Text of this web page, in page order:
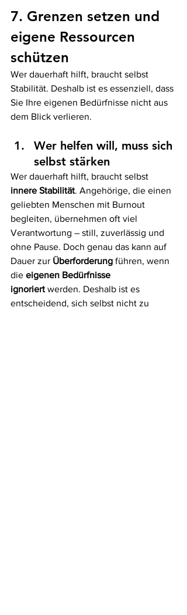
7. Grenzen setzen und
eigene Ressourcen
schützen
Wer dauerhaft hilft, braucht selbst
Stabilität. Deshalb ist es essenziell, dass
Sie Ihre eigenen Bedürfnisse nicht aus
dem Blick verlieren.
Wer helfen will, muss sich
selbst stärken
Wer dauerhaft hilft, braucht selbst
innere Stabilität. Angehörige, die einen
geliebten Menschen mit Burnout
begleiten, übernehmen oft viel
Verantwortung – still, zuverlässig und
ohne Pause. Doch genau das kann auf
Dauer zur Überforderung führen, wenn
die eigenen Bedürfnisse
ignoriert werden. Deshalb ist es
entscheidend, sich selbst nicht zu